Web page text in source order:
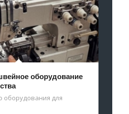
оборудование
оборудования для